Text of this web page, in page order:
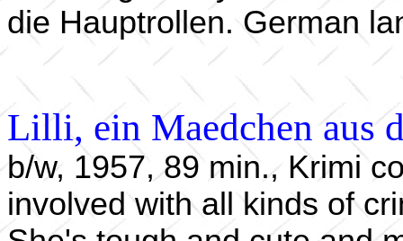
die Hauptrollen. German
Lilli, ein Maedchen aus
b/w, 1957, 89 min., Krimi
involved with all kinds of